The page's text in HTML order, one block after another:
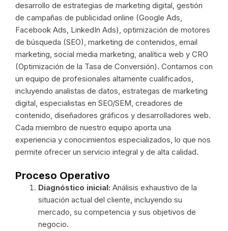
desarrollo de estrategias de marketing digital, gestión
de campañas de publicidad online (Google Ads,
Facebook Ads, LinkedIn Ads), optimización de motores
de búsqueda (SEO), marketing de contenidos, email
marketing, social media marketing, analítica web y CRO
(Optimización de la Tasa de Conversión). Contamos con
un equipo de profesionales altamente cualificados,
incluyendo analistas de datos, estrategas de marketing
digital, especialistas en SEO/SEM, creadores de
contenido, diseñadores gráficos y desarrolladores web.
Cada miembro de nuestro equipo aporta una
experiencia y conocimientos especializados, lo que nos
permite ofrecer un servicio integral y de alta calidad.
Proceso Operativo
Diagnóstico inicial: Análisis exhaustivo de la
situación actual del cliente, incluyendo su
mercado, su competencia y sus objetivos de
negocio.